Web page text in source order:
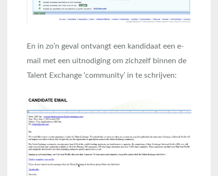
En in zo’n geval ontvangt een kandidaat een e-
mail met een uitnodiging om zichzelf binnen de
Talent Exchange ‘community’ in te schrijven: